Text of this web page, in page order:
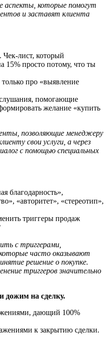
аспекты, которые помогут
и заставят клиента
Чек-лист, который
15% просто потому, что ты
про «выявление
помогающие
желание «купить
позволяющие менеджеру
свои услуги, а через
с помощью специальных
благодарность»,
«авторитет», «стереотип»,
триггеры продаж
с триггерами,
часто оказывают
решение о покупке.
триггеров значительно
дожим на сделку.
дающий 100%
к закрытию сделки.